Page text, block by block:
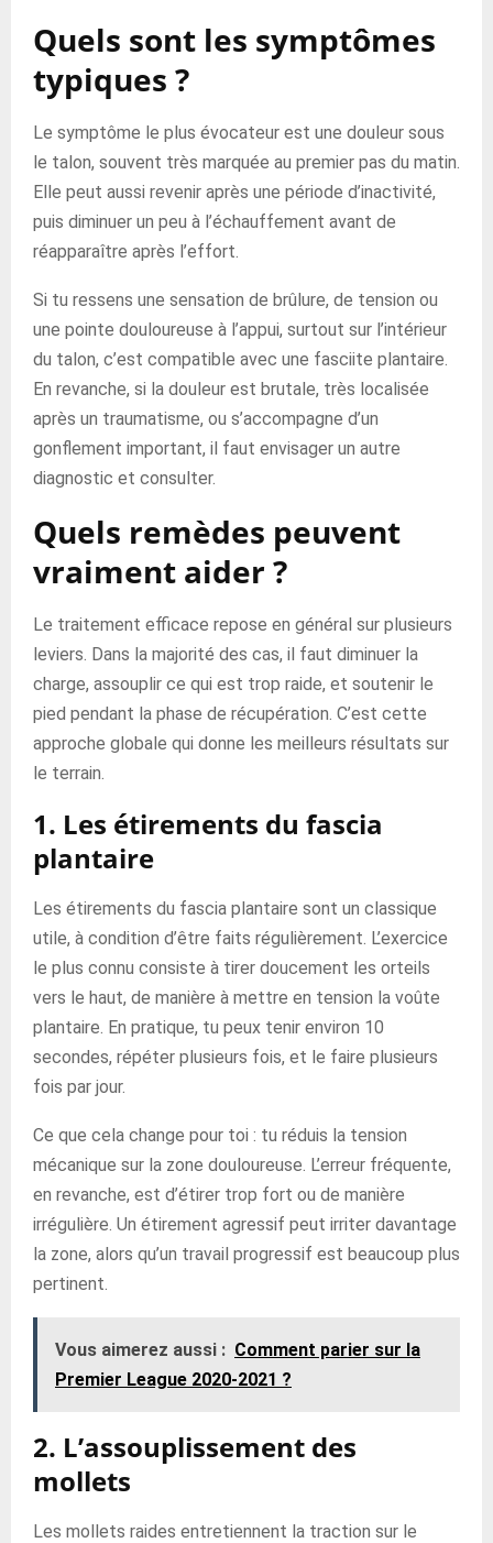
Quels sont les symptômes
typiques ?
Le symptôme le plus évocateur est une douleur sous
le talon, souvent très marquée au premier pas du matin.
Elle peut aussi revenir après une période d’inactivité,
puis diminuer un peu à l’échauffement avant de
réapparaître après l’effort.
Si tu ressens une sensation de brûlure, de tension ou
une pointe douloureuse à l’appui, surtout sur l’intérieur
du talon, c’est compatible avec une fasciite plantaire.
En revanche, si la douleur est brutale, très localisée
après un traumatisme, ou s’accompagne d’un
gonflement important, il faut envisager un autre
diagnostic et consulter.
Quels remèdes peuvent
vraiment aider ?
Le traitement efficace repose en général sur plusieurs
leviers. Dans la majorité des cas, il faut diminuer la
charge, assouplir ce qui est trop raide, et soutenir le
pied pendant la phase de récupération. C’est cette
approche globale qui donne les meilleurs résultats sur
le terrain.
1. Les étirements du fascia
plantaire
Les étirements du fascia plantaire sont un classique
utile, à condition d’être faits régulièrement. L’exercice
le plus connu consiste à tirer doucement les orteils
vers le haut, de manière à mettre en tension la voûte
plantaire. En pratique, tu peux tenir environ 10
secondes, répéter plusieurs fois, et le faire plusieurs
fois par jour.
Ce que cela change pour toi : tu réduis la tension
mécanique sur la zone douloureuse. L’erreur fréquente,
en revanche, est d’étirer trop fort ou de manière
irrégulière. Un étirement agressif peut irriter davantage
la zone, alors qu’un travail progressif est beaucoup plus
pertinent.
Vous aimerez aussi : Comment parier sur la
Premier League 2020-2021 ?
2. L’assouplissement des
mollets
Les mollets raides entretiennent la traction sur le